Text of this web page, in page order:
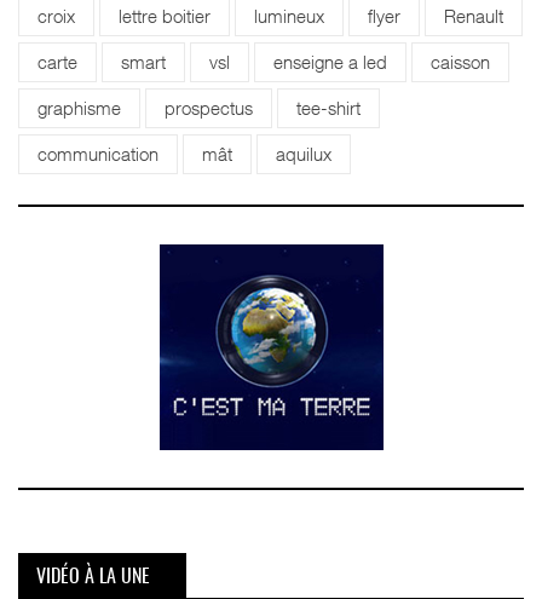
croix lettre boitier lumineux flyer Renault
carte smart vsl enseigne a led caisson
graphisme prospectus tee-shirt
communication mât aquilux
VIDÉO À LA UNE